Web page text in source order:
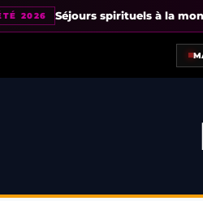
2026 Séjours spirituels à la